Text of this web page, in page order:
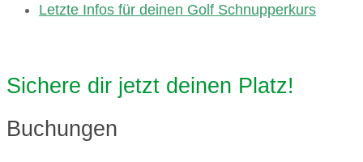
Letzte Infos für deinen Golf Schnupperkurs
Sichere dir jetzt deinen Platz!
Buchungen